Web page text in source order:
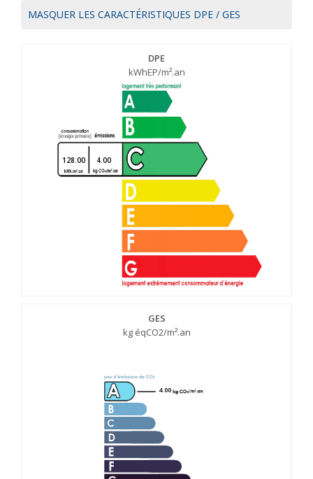
MASQUER LES CARACTÉRISTIQUES DPE / GES
DPE
kWhEP/m².an
128.00 4.00
GES
kg éqCO2/m².an
4.00